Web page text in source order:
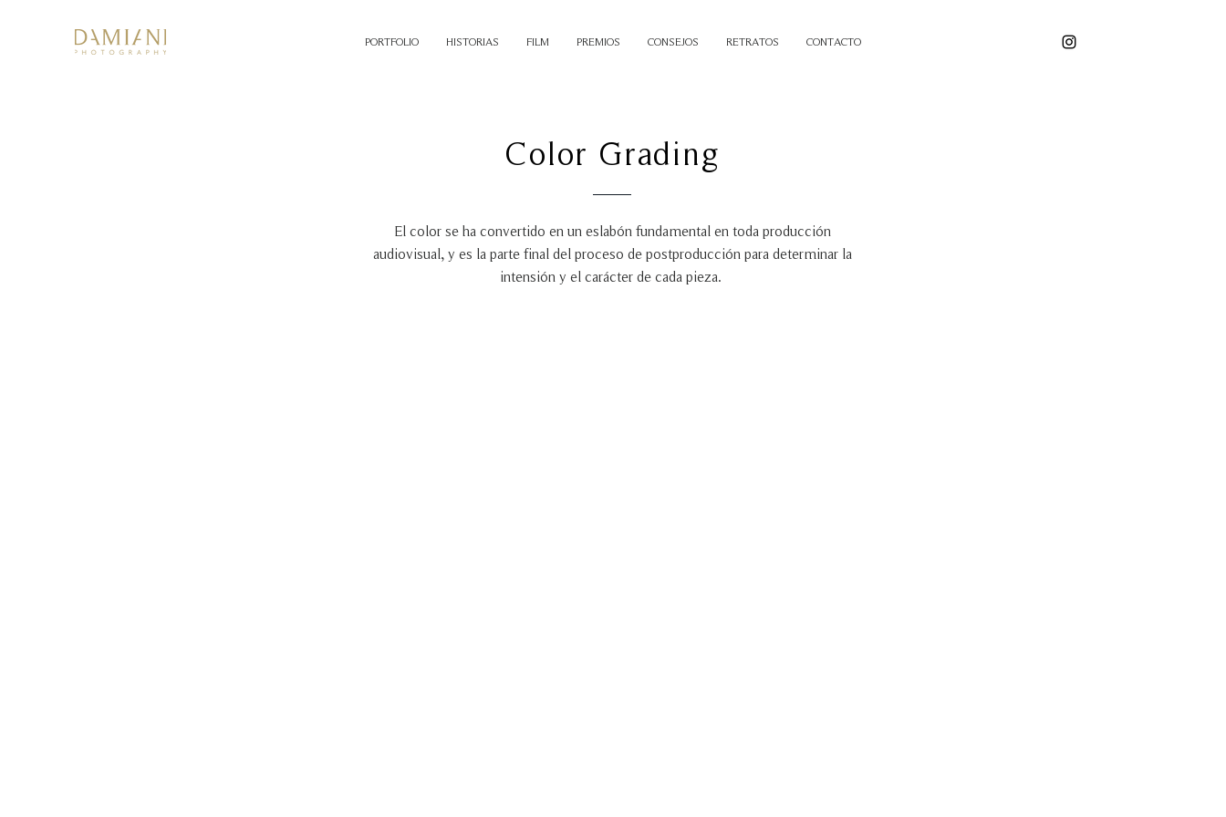
PORTFOLIO HISTORIAS FILM PREMIOS CONSEJOS RETRATOS CONTACTO
Color Grading
El color se ha convertido en un eslabón fundamental en toda producción
audiovisual, y es la parte final del proceso de postproducción para determinar la
intensión y el carácter de cada pieza.